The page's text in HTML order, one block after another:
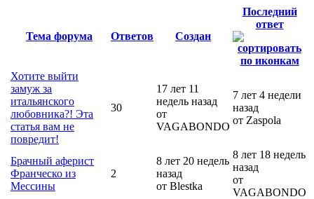
Тема форума Ответов Создан
Последний
ответ
Хотите выйти
замуж за
итальянского
любовника?! Эта
статья вам не
повредит!
30
17 лет 11
недель назад
от
VAGABONDO
7 лет 4 недели
назад
от Zaspola
Брачный аферист
Франческо из
Мессины
2
8 лет 20 недель
назад
от Blestka
8 лет 18 недель
назад
от
VAGABONDO